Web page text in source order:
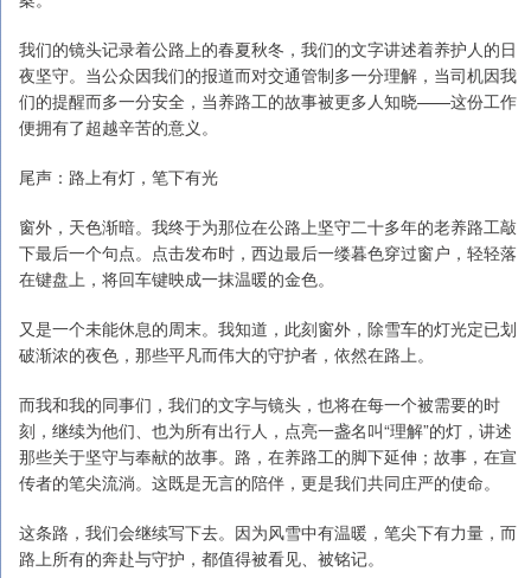
我们的镜头记录着公路上的春夏秋冬，我们的文字讲述着养护人的日
夜坚守。当公众因我们的报道而对交通管制多一分理解，当司机因我
们的提醒而多一分安全，当养路工的故事被更多人知晓——这份工作
便拥有了超越辛苦的意义。
尾声：路上有灯，笔下有光
窗外，天色渐暗。我终于为那位在公路上坚守二十多年的老养路工敲
下最后一个句点。点击发布时，西边最后一缕暮色穿过窗户，轻轻落
在键盘上，将回车键映成一抹温暖的金色。
又是一个未能休息的周末。我知道，此刻窗外，除雪车的灯光定已划
破渐浓的夜色，那些平凡而伟大的守护者，依然在路上。
而我和我的同事们，我们的文字与镜头，也将在每一个被需要的时
刻，继续为他们、也为所有出行人，点亮一盏名叫“理解”的灯，讲述
那些关于坚守与奉献的故事。路，在养路工的脚下延伸；故事，在宣
传者的笔尖流淌。这既是无言的陪伴，更是我们共同庄严的使命。
这条路，我们会继续写下去。因为风雪中有温暖，笔尖下有力量，而
路上所有的奔赴与守护，都值得被看见、被铭记。